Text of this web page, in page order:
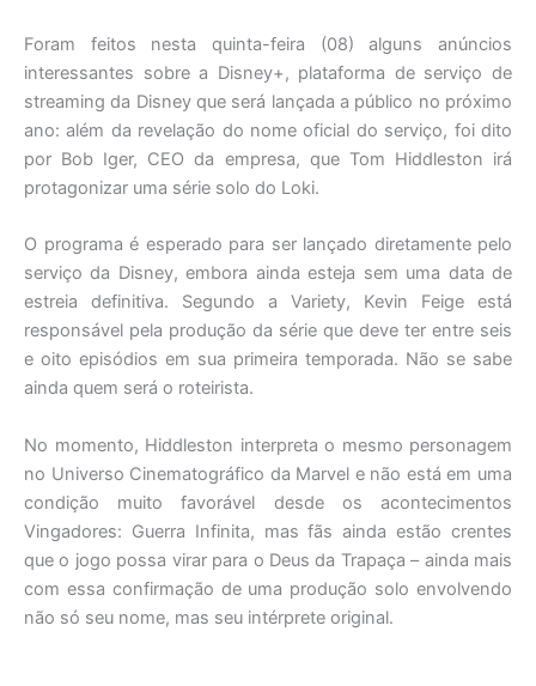
Foram feitos nesta quinta-feira (08) alguns anúncios
interessantes sobre a Disney+, plataforma de serviço de
streaming da Disney que será lançada a público no próximo
ano: além da revelação do nome oficial do serviço, foi dito
por Bob Iger, CEO da empresa, que Tom Hiddleston irá
protagonizar uma série solo do Loki.
O programa é esperado para ser lançado diretamente pelo
serviço da Disney, embora ainda esteja sem uma data de
estreia definitiva. Segundo a Variety, Kevin Feige está
responsável pela produção da série que deve ter entre seis
e oito episódios em sua primeira temporada. Não se sabe
ainda quem será o roteirista.
No momento, Hiddleston interpreta o mesmo personagem
no Universo Cinematográfico da Marvel e não está em uma
condição muito favorável desde os acontecimentos
Vingadores: Guerra Infinita, mas fãs ainda estão crentes
que o jogo possa virar para o Deus da Trapaça – ainda mais
com essa confirmação de uma produção solo envolvendo
não só seu nome, mas seu intérprete original.